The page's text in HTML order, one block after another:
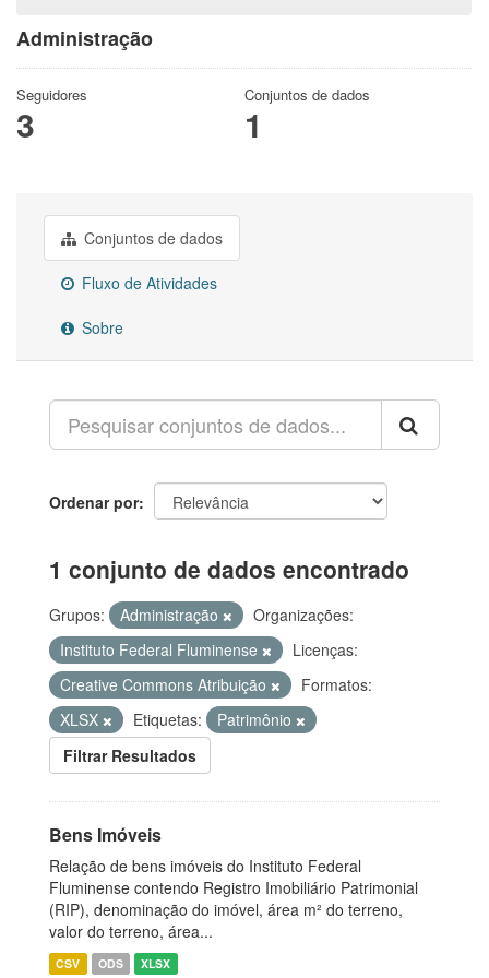
Administração
Seguidores
3
Conjuntos de dados
1
Conjuntos de dados
Fluxo de Atividades
Sobre
Ordenar por
1 conjunto de dados encontrado
Grupos: Administração
Organizações:
Instituto Federal Fluminense
Licenças:
Creative Commons Atribuição
Formatos:
XLSX
Etiquetas:
Patrimônio
Filtrar Resultados
Bens Imóveis
Relação de bens imóveis do Instituto Federal
Fluminense contendo Registro Imobiliário Patrimonial
(RIP), denominação do imóvel, área m² do terreno,
valor do terreno, área...
CSV ODS XLSX